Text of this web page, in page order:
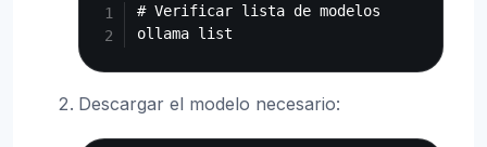
# Verificar lista de modelos
Descargar el modelo necesario: